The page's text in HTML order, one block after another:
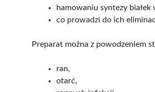
hamowaniu syntezy
co prowadzi do ich
Preparat można z powodzeniem
ran,
otarć,